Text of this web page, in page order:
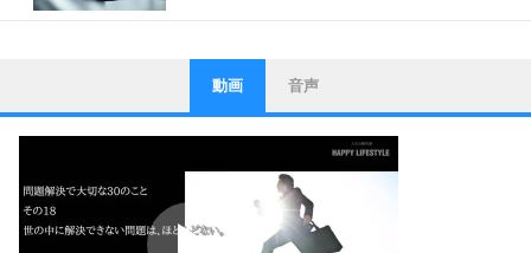
1
ストレス対策
他人と比べない。
いっそのこと、他人を見ない。
いらいらしない人になる30の方法
ポジティブになれない原因は、行動しないから。
ポジティブ思考になる30の方法
動画 音声